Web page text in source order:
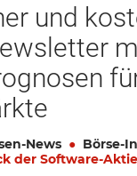
und
News
Börse-
der Software-